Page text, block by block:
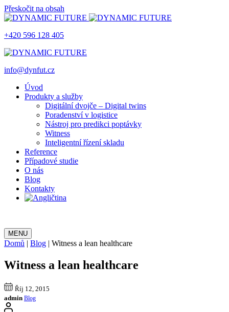
Přeskočit na obsah
+420 596 128 405
info@dynfut.cz
Úvod
Produkty a služby
Digitální dvojče – Digital twins
Poradenství v logistice
Nástroj pro predikci poptávky
Witness
Inteligentní řízení skladu
Reference
Případové studie
O nás
Blog
Kontakty
MENU
Domů | Blog | Witness a lean healthcare
Witness a lean healthcare
Říj 12, 2015
admin Blog